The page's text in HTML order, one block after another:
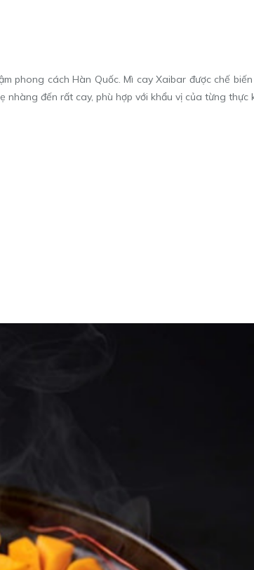
phong cách Hàn Quốc. Mì cay Xaibar được chế
đến rất cay, phù hợp với khẩu vị của từng thực